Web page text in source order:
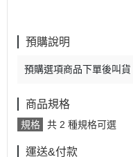
預購說明
預購選項商品下單後叫
商品規格
規格 共 2 種規格可選
運送&付款